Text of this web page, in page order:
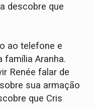
descobre que
ao telefone e
família Aranha.
Renée falar de
sua armação
que Cris